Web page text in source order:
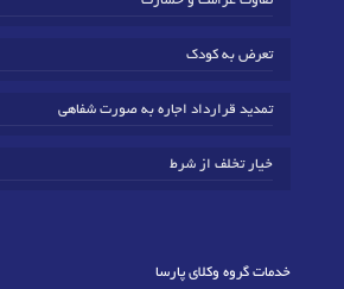
تعرض به کودک
تمدید قرارداد اجاره به صورت شفاهی
خیار تخلف از شرط
خدمات گروه وکلای پارسا